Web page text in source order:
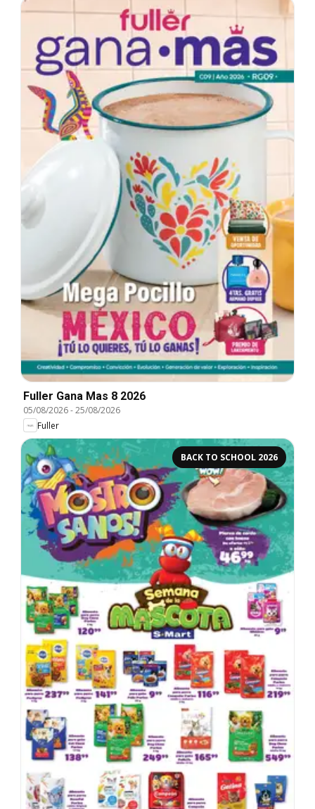
Fuller Gana Mas 8 2026
05/08/2026-25/08/2026
Fuller
BACK TO SCHOOL 2026